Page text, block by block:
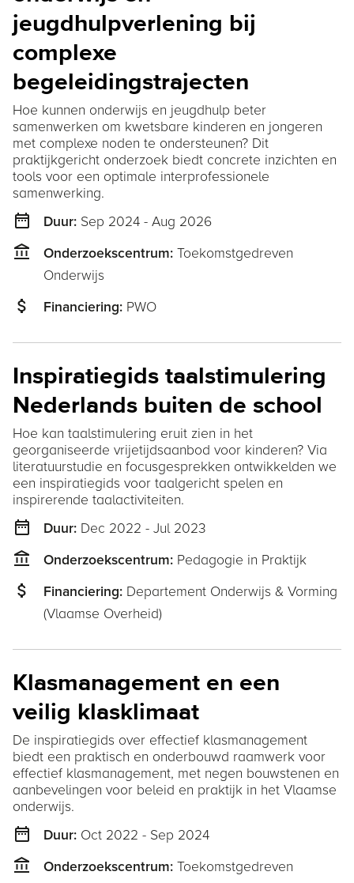
jeugdhulpverlening bij
complexe
begeleidingstrajecten
Hoe kunnen onderwijs en jeugdhulp beter
samenwerken om kwetsbare kinderen en jongeren
met complexe noden te ondersteunen? Dit
praktijkgericht onderzoek biedt concrete inzichten en
tools voor een optimale interprofessionele
samenwerking.
date_range Duur: Sep 2024 - Aug 2026
account_balance Onderzoekscentrum: Toekomstgedreven
Onderwijs
attach_money Financiering: PWO
Inspiratiegids taalstimulering
Nederlands buiten de school
Hoe kan taalstimulering eruit zien in het
georganiseerde vrijetijdsaanbod voor kinderen? Via
literatuurstudie en focusgesprekken ontwikkelden we
een inspiratiegids voor taalgericht spelen en
inspirerende taalactiviteiten.
date_range Duur: Dec 2022 - Jul 2023
account_balance Onderzoekscentrum: Pedagogie in Praktijk
attach_money Financiering: Departement Onderwijs & Vorming
(Vlaamse Overheid)
Klasmanagement en een
veilig klasklimaat
De inspiratiegids over effectief klasmanagement
biedt een praktisch en onderbouwd raamwerk voor
effectief klasmanagement, met negen bouwstenen en
aanbevelingen voor beleid en praktijk in het Vlaamse
onderwijs.
date_range Duur: Oct 2022 - Sep 2024
account_balance Onderzoekscentrum: Toekomstgedreven